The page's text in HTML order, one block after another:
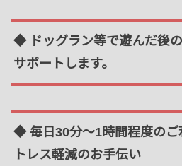
◆ ドッグラン等で遊んだ後
サポートします。
◆ 毎日30分～1時間程度のご
トレス軽減のお手伝い